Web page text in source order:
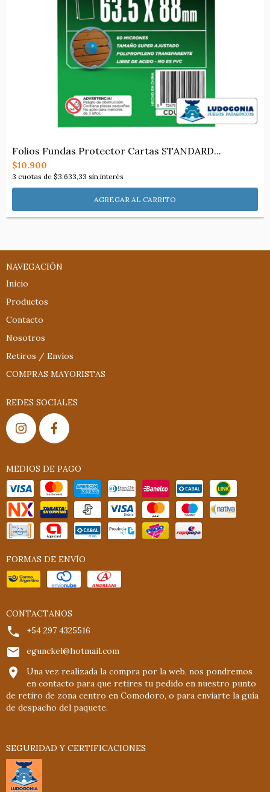
Folios Fundas Protector Cartas STANDARD...
$10.900
3 cuotas de $3.633,33 sin interés
NAVEGACIÓN
Inicio
Productos
Contacto
Nosotros
Retiros / Envíos
COMPRAS MAYORISTAS
REDES SOCIALES
MEDIOS DE PAGO
FORMAS DE ENVÍO
CONTACTANOS
+54 297 4325516
egunckel@hotmail.com
Una vez realizada la compra por la web, nos pondremos
en contacto para que retires tu pedido en nuestro punto
de retiro de zona centro en Comodoro, o para enviarte la guía
de despacho del paquete.
SEGURIDAD Y CERTIFICACIONES